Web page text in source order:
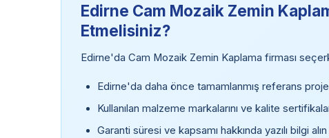
Edirne Cam Mozaik Zemin
Etmelisiniz?
Edirne'da Cam Mozaik Zemin Kaplama firması
Edirne'da daha önce tamamlanmış referans
Kullanılan malzeme markalarını ve kalite
Garanti süresi ve kapsamı hakkında yazılı bilgi alın